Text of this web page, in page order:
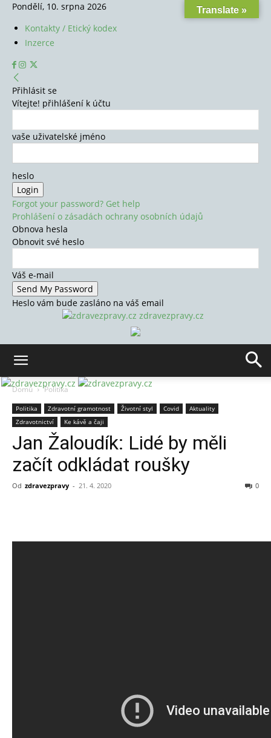
Pondělí, 10. srpna 2026
Kontakty / Etický kodex
Inzerce
Přihlásit se
Vítejte! přihlášení k účtu
vaše uživatelské jméno
heslo
Forgot your password? Get help
Prohlášení o zásadách ochrany osobních údajů
Obnova hesla
Obnovit své heslo
Váš e-mail
Heslo vám bude zasláno na váš email
zdravezpravy.cz
Domů Politika
Politika Zdravotní gramotnost Životní styl Covid
Aktuality
Zdravotnictví
Ke kávě a čaji
Jan Žaloudík: Lidé by měli
začít odkládat roušky
Od zdravezpravy - 21. 4. 2020 0
Translate »